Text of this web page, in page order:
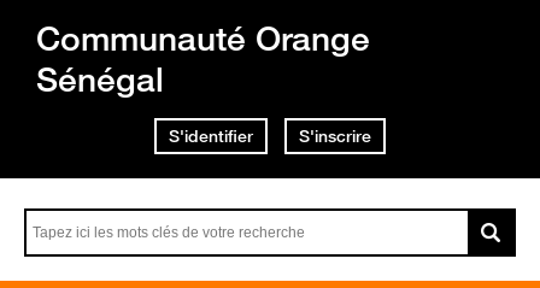
Communauté Orange
Sénégal
S'identifier S'inscrire